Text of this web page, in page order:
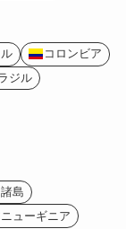
コロンビア
ジル
島
ューギニア